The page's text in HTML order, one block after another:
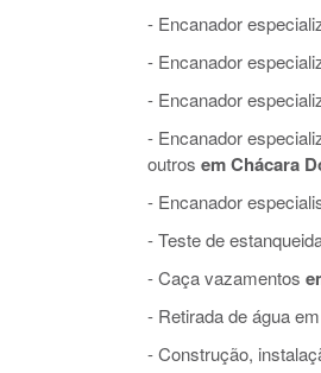
- Encanador
- Encanador
- Encanador
- Encanador
outros em Chácara
- Encanador
- Teste de
- Caça vazamentos
- Retirada de água
- Construção,